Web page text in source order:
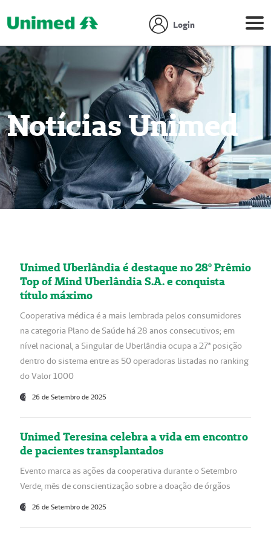
Login
Notícias Unimed
Unimed Uberlândia é destaque no 28º Prêmio
Top of Mind Uberlândia S.A. e conquista
título máximo
Cooperativa médica é a mais lembrada pelos consumidores
na categoria Plano de Saúde há 28 anos consecutivos; em
nível nacional, a Singular de Uberlândia ocupa a 27ª posição
dentro do sistema entre as 50 operadoras listadas no ranking
do Valor 1000
26 de Setembro de 2025
Unimed Teresina celebra a vida em encontro
de pacientes transplantados
Evento marca as ações da cooperativa durante o Setembro
Verde, mês de conscientização sobre a doação de órgãos
26 de Setembro de 2025